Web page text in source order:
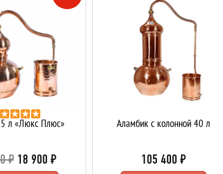
л «Люкс Плюс»
₽ 18 900 ₽
Аламбик с колонной 40 л
105 400 ₽